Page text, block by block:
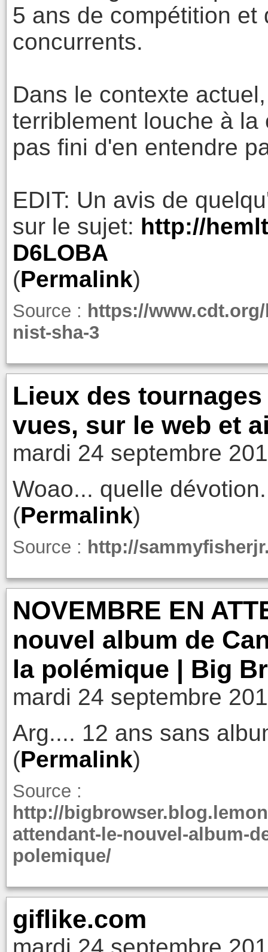
5 ans de compétition et
concurrents.
Dans le contexte
terriblement louche à
pas fini d'en entendre
EDIT: Un avis de
sur le sujet: http://
D6LOBA
(Permalink)
Source : https://
nist-sha-3
Lieux des
vues, sur le web et
mardi 24 septembre
Woao... quelle dévotion.
(Permalink)
Source : http://
NOVEMBRE EN
nouvel album de
la polémique | Big
mardi 24 septembre
Arg.... 12 ans sans
(Permalink)
Source :
http://
attendant-le-nouvel-album-
polemique/
giflike.com
mardi 24 septembre